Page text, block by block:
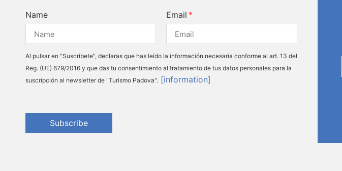
Name Email
Al pulsar en "Suscríbete", declaras que has leído la información necesaria conforme al art. 13 del
Reg. (UE) 679/2016 y que das tu consentimiento al tratamiento de tus datos personales para la
suscripción al newsletter de "Turismo Padova". [information]
Subscribe